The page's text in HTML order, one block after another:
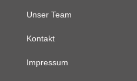
Unser Team
Kontakt
Impressum